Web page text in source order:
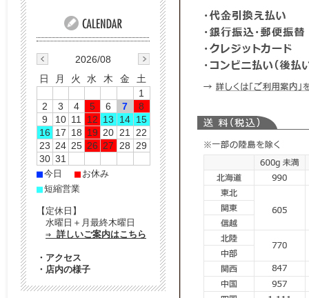
2026/08
日
月 火 水 木 金
土
1
2
3 4 5 6 7
8
9
10 11 12 13 14 15
16 17 18 19 20 21
22
23 24 25 26 27 28
29
30 31
■今日 ■ お休み
■短縮営業
【定休日】
水曜日＋月最終木曜日
⇒ 詳しいご案内はこちら
・ アクセス
・ 店内の様子